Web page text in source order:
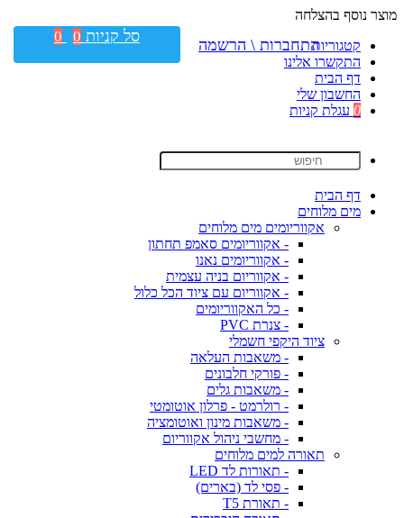
מוצר נוסף בהצלחה
קטגוריות
התקשרו אלינו
דף הבית
החשבון שלי
0 עגלת קניות
דף הבית
מים מלוחים
אקווריומים מים מלוחים
- אקווריומים סאמפ תחתון
- אקווריומים נאנו
- אקווריום בניה עצמית
- אקווריום עם ציוד הכל כלול
- כל האקווריומים
- צנרת PVC
ציוד היקפי חשמלי
- משאבות העלאה
- פורקי חלבונים
- משאבות גלים
- רולרמט - פרלון אוטומטי
- משאבות מינון ואוטומציה
- מחשבי ניהול אקווריום
תאורה למים מלוחים
- תאורות לד LED
- פסי לד (בארים)
- תאורת T5
התחברות \ הרשמה סל קניות 0
0